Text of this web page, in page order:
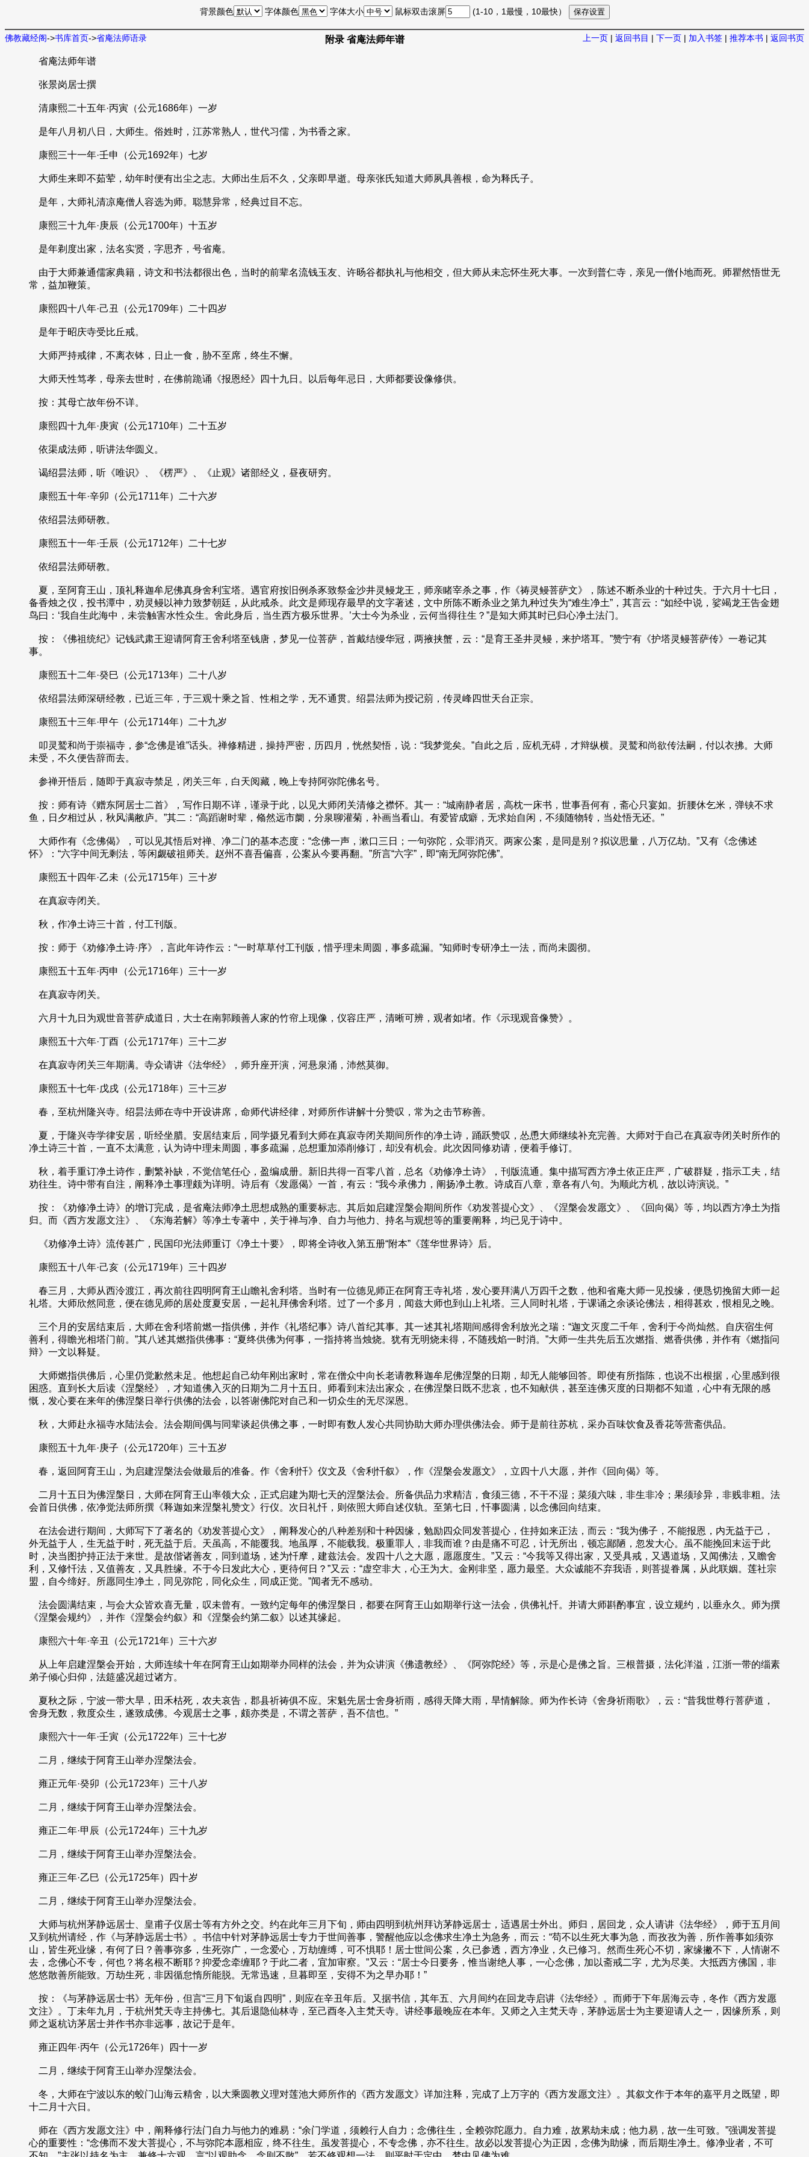
背景颜色 字体颜色 字体大小 鼠标双击滚屏 (1-10，1最慢，10最快）
佛教藏经阁->书库首页->省庵法师语录 上一页 | 返回书目 | 下一页 | 加入书签 | 推荐本书 | 返回书页
附录 省庵法师年谱
省庵法师年谱
张景岗居士撰
清康熙二十五年·丙寅（公元1686年）一岁
是年八月初八日，大师生。俗姓时，江苏常熟人，世代习儒，为书香之家。
康熙三十一年·壬申（公元1692年）七岁
大师生来即不茹荤，幼年时便有出尘之志。大师出生后不久，父亲即早逝。母亲张氏知道大师夙具善根，命为释氏子。
是年，大师礼清凉庵僧人容选为师。聪慧异常，经典过目不忘。
康熙三十九年·庚辰（公元1700年）十五岁
是年剃度出家，法名实贤，字思齐，号省庵。
由于大师兼通儒家典籍，诗文和书法都很出色，当时的前辈名流钱玉友、许旸谷都执礼与他相交，但大师从未忘怀生死大事。一次到普仁寺，亲见一僧仆地而死。师瞿然悟世无
常，益加鞭策。
康熙四十八年·己丑（公元1709年）二十四岁
是年于昭庆寺受比丘戒。
大师严持戒律，不离衣钵，日止一食，胁不至席，终生不懈。
大师天性笃孝，母亲去世时，在佛前跪诵《报恩经》四十九日。以后每年忌日，大师都要设像修供。
按：其母亡故年份不详。
康熙四十九年·庚寅（公元1710年）二十五岁
依渠成法师，听讲法华圆义。
谒绍昙法师，听《唯识》、《楞严》、《止观》诸部经义，昼夜研穷。
康熙五十年·辛卯（公元1711年）二十六岁
依绍昙法师研教。
康熙五十一年·壬辰（公元1712年）二十七岁
依绍昙法师研教。
夏，至阿育王山，顶礼释迦牟尼佛真身舍利宝塔。遇官府按旧例杀豕致祭金沙井灵鳗龙王，师亲睹宰杀之事，作《祷灵鳗菩萨文》，陈述不断杀业的十种过失。于六月十七日，
备香烛之仪，投书潭中，劝灵鳗以神力致梦朝廷，从此戒杀。此文是师现存最早的文字著述，文中所陈不断杀业之第九种过失为“难生净土”，其言云：“如经中说，娑竭龙王告金翅
鸟曰：‘我自生此海中，未尝触害水性众生。舍此身后，当生西方极乐世界。’大士今为杀业，云何当得往生？”是知大师其时已归心净土法门。
按：《佛祖统纪》记钱武肃王迎请阿育王舍利塔至钱唐，梦见一位菩萨，首戴结缦华冠，两掖挟蟹，云：“是育王圣井灵鳗，来护塔耳。”赞宁有《护塔灵鳗菩萨传》一卷记其
事。
康熙五十二年·癸巳（公元1713年）二十八岁
依绍昙法师深研经教，已近三年，于三观十乘之旨、性相之学，无不通贯。绍昙法师为授记莂，传灵峰四世天台正宗。
康熙五十三年·甲午（公元1714年）二十九岁
叩灵鹫和尚于崇福寺，参“念佛是谁”话头。禅修精进，操持严密，历四月，恍然契悟，说：“我梦觉矣。”自此之后，应机无碍，才辩纵横。灵鹫和尚欲传法嗣，付以衣拂。大师
未受，不久便告辞而去。
参禅开悟后，随即于真寂寺禁足，闭关三年，白天阅藏，晚上专持阿弥陀佛名号。
按：师有诗《赠东阿居士二首》，写作日期不详，谨录于此，以见大师闭关清修之襟怀。其一：“城南静者居，高枕一床书，世事吾何有，斋心只宴如。折腰休乞米，弹铗不求
鱼，日夕相过从，秋风满敝庐。”其二：“高蹈谢时辈，翛然远市阛，分泉聊灌菊，补画当看山。有爱皆成癖，无求始自闲，不须随物转，当处悟无还。”
大师作有《念佛偈》，可以见其悟后对禅、净二门的基本态度：“念佛一声，漱口三日；一句弥陀，众罪消灭。两家公案，是同是别？拟议思量，八万亿劫。”又有《念佛述
怀》：“六字中间无剩法，等闲觑破祖师关。赵州不喜吾偏喜，公案从今要再翻。”所言“六字”，即“南无阿弥陀佛”。
康熙五十四年·乙未（公元1715年）三十岁
在真寂寺闭关。
秋，作净土诗三十首，付工刊版。
按：师于《劝修净土诗·序》，言此年诗作云：“一时草草付工刊版，惜乎理未周圆，事多疏漏。”知师时专研净土一法，而尚未圆彻。
康熙五十五年·丙申（公元1716年）三十一岁
在真寂寺闭关。
六月十九日为观世音菩萨成道日，大士在南郭顾善人家的竹帘上现像，仪容庄严，清晰可辨，观者如堵。作《示现观音像赞》。
康熙五十六年·丁酉（公元1717年）三十二岁
在真寂寺闭关三年期满。寺众请讲《法华经》，师升座开演，河悬泉涌，沛然莫御。
康熙五十七年·戊戌（公元1718年）三十三岁
春，至杭州隆兴寺。绍昙法师在寺中开设讲席，命师代讲经律，对师所作讲解十分赞叹，常为之击节称善。
夏，于隆兴寺学律安居，听经坐腊。安居结束后，同学摄兄看到大师在真寂寺闭关期间所作的净土诗，踊跃赞叹，怂恿大师继续补充完善。大师对于自己在真寂寺闭关时所作的
净土诗三十首，一直不太满意，认为诗中理未周圆，事多疏漏，总想重加添削修订，却没有机会。此次因同修劝请，便着手修订。
秋，着手重订净土诗作，删繁补缺，不觉信笔任心，盈编成册。新旧共得一百零八首，总名《劝修净土诗》，刊版流通。集中描写西方净土依正庄严，广破群疑，指示工夫，结
劝往生。诗中带有自注，阐释净土事理颇为详明。诗后有《发愿偈》一首，有云：“我今承佛力，阐扬净土教。诗成百八章，章各有八句。为顺此方机，故以诗演说。”
按：《劝修净土诗》的增订完成，是省庵法师净土思想成熟的重要标志。其后如启建涅槃会期间所作《劝发菩提心文》、《涅槃会发愿文》、《回向偈》等，均以西方净土为指
归。而《西方发愿文注》、《东海若解》等净土专著中，关于禅与净、自力与他力、持名与观想等的重要阐释，均已见于诗中。
《劝修净土诗》流传甚广，民国印光法师重订《净土十要》，即将全诗收入第五册“附本”《莲华世界诗》后。
康熙五十八年·己亥（公元1719年）三十四岁
春三月，大师从西泠渡江，再次前往四明阿育王山瞻礼舍利塔。当时有一位德见师正在阿育王寺礼塔，发心要拜满八万四千之数，他和省庵大师一见投缘，便恳切挽留大师一起
礼塔。大师欣然同意，便在德见师的居处度夏安居，一起礼拜佛舍利塔。过了一个多月，闻兹大师也到山上礼塔。三人同时礼塔，于课诵之余谈论佛法，相得甚欢，恨相见之晚。
三个月的安居结束后，大师在舍利塔前燃一指供佛，并作《礼塔纪事》诗八首纪其事。其一述其礼塔期间感得舍利放光之瑞：“迦文灭度二千年，舍利于今尚灿然。自庆宿生何
善利，得瞻光相塔门前。”其八述其燃指供佛事：“夏终供佛为何事，一指持将当烛烧。犹有无明烧未得，不随残焰一时消。”大师一生共先后五次燃指、燃香供佛，并作有《燃指问
辩》一文以释疑。
大师燃指供佛后，心里仍觉歉然未足。他想起自己幼年刚出家时，常在僧众中向长老请教释迦牟尼佛涅槃的日期，却无人能够回答。即使有所指陈，也说不出根据，心里感到很
困惑。直到长大后读《涅槃经》，才知道佛入灭的日期为二月十五日。师看到末法出家众，在佛涅槃日既不悲哀，也不知献供，甚至连佛灭度的日期都不知道，心中有无限的感
慨，发心要在来年的佛涅槃日举行供佛的法会，以答谢佛陀对自己和一切众生的无尽深恩。
秋，大师赴永福寺水陆法会。法会期间偶与同辈谈起供佛之事，一时即有数人发心共同协助大师办理供佛法会。师于是前往苏杭，采办百味饮食及香花等营斋供品。
康熙五十九年·庚子（公元1720年）三十五岁
春，返回阿育王山，为启建涅槃法会做最后的准备。作《舍利忏》仪文及《舍利忏叙》，作《涅槃会发愿文》，立四十八大愿，并作《回向偈》等。
二月十五日为佛涅槃日，大师在阿育王山率领大众，正式启建为期七天的涅槃法会。所备供品力求精洁，食须三德，不干不湿；菜须六味，非生非冷；果须珍异，非贱非粗。法
会首日供佛，依净觉法师所撰《释迦如来涅槃礼赞文》行仪。次日礼忏，则依照大师自述仪轨。至第七日，忏事圆满，以念佛回向结束。
在法会进行期间，大师写下了著名的《劝发菩提心文》，阐释发心的八种差别和十种因缘，勉励四众同发菩提心，住持如来正法，而云：“我为佛子，不能报恩，内无益于己，
外无益于人，生无益于时，死无益于后。天虽高，不能覆我。地虽厚，不能载我。极重罪人，非我而谁？由是痛不可忍，计无所出，顿忘鄙陋，忽发大心。虽不能挽回末运于此
时，决当图护持正法于来世。是故偕诸善友，同到道场，述为忏摩，建兹法会。发四十八之大愿，愿愿度生。”又云：“今我等又得出家，又受具戒，又遇道场，又闻佛法，又瞻舍
利，又修忏法，又值善友，又具胜缘。不于今日发此大心，更待何日？”又云：“虚空非大，心王为大。金刚非坚，愿力最坚。大众诚能不弃我语，则菩提眷属，从此联姻。莲社宗
盟，自今缔好。所愿同生净土，同见弥陀，同化众生，同成正觉。”闻者无不感动。
法会圆满结束，与会大众皆欢喜无量，叹未曾有。一致约定每年的佛涅槃日，都要在阿育王山如期举行这一法会，供佛礼忏。并请大师斟酌事宜，设立规约，以垂永久。师为撰
《涅槃会规约》，并作《涅槃会约叙》和《涅槃会约第二叙》以述其缘起。
康熙六十年·辛丑（公元1721年）三十六岁
从上年启建涅槃会开始，大师连续十年在阿育王山如期举办同样的法会，并为众讲演《佛遗教经》、《阿弥陀经》等，示是心是佛之旨。三根普摄，法化洋溢，江浙一带的缁素
弟子倾心归仰，法筵盛况超过诸方。
夏秋之际，宁波一带大旱，田禾枯死，农夫哀告，郡县祈祷俱不应。宋魁先居士舍身祈雨，感得天降大雨，旱情解除。师为作长诗《舍身祈雨歌》，云：“昔我世尊行菩萨道，
舍身无数，救度众生，遂致成佛。今观居士之事，颇亦类是，不谓之菩萨，吾不信也。”
康熙六十一年·壬寅（公元1722年）三十七岁
二月，继续于阿育王山举办涅槃法会。
雍正元年·癸卯（公元1723年）三十八岁
二月，继续于阿育王山举办涅槃法会。
雍正二年·甲辰（公元1724年）三十九岁
二月，继续于阿育王山举办涅槃法会。
雍正三年·乙巳（公元1725年）四十岁
二月，继续于阿育王山举办涅槃法会。
大师与杭州茅静远居士、皇甫子仪居士等有方外之交。约在此年三月下旬，师由四明到杭州拜访茅静远居士，适遇居士外出。师归，居回龙，众人请讲《法华经》，师于五月间
又到杭州请经，作《与茅静远居士书》。书信中针对茅静远居士专力于世间善事，警醒他应以念佛求生净土为急务，而云：“苟不以生死大事为急，而孜孜为善，所作善事如须弥
山，皆生死业缘，有何了日？善事弥多，生死弥广，一念爱心，万劫缠缚，可不惧耶！居士世间公案，久已参透，西方净业，久已修习。然而生死心不切，家缘撇不下，人情谢不
去，念佛心不专，何也？将名根不断耶？抑爱念牵缠耶？于此二者，宜加审察。”又云：“居士今日要务，惟当谢绝人事，一心念佛，加以斋戒二字，尤为尽美。大抵西方佛国，非
悠悠散善所能致。万劫生死，非因循怠惰所能脱。无常迅速，旦暮即至，安得不为之早办耶！”
按：《与茅静远居士书》无年份，但言“三月下旬返自四明”，则应在辛丑年后。又据书信，其年五、六月间约在回龙寺启讲《法华经》。而师于下年居海云寺，冬作《西方发愿
文注》。丁未年九月，于杭州梵天寺主持佛七。其后退隐仙林寺，至己酉冬入主梵天寺。讲经事最晚应在本年。又师之入主梵天寺，茅静远居士为主要迎请人之一，因缘所系，则
师之返杭访茅居士并作书亦非远事，故记于是年。
雍正四年·丙午（公元1726年）四十一岁
二月，继续于阿育王山举办涅槃法会。
冬，大师在宁波以东的蛟门山海云精舍，以大乘圆教义理对莲池大师所作的《西方发愿文》详加注释，完成了上万字的《西方发愿文注》。其叙文作于本年的嘉平月之既望，即
十二月十六日。
师在《西方发愿文注》中，阐释修行法门自力与他力的难易：“余门学道，须赖行人自力；念佛往生，全赖弥陀愿力。自力难，故累劫未成；他力易，故一生可致。”强调发菩提
心的重要性：“念佛而不发大菩提心，不与弥陀本愿相应，终不往生。虽发菩提心，不专念佛，亦不往生。故必以发菩提心为正因，念佛为助缘，而后期生净土。修净业者，不可